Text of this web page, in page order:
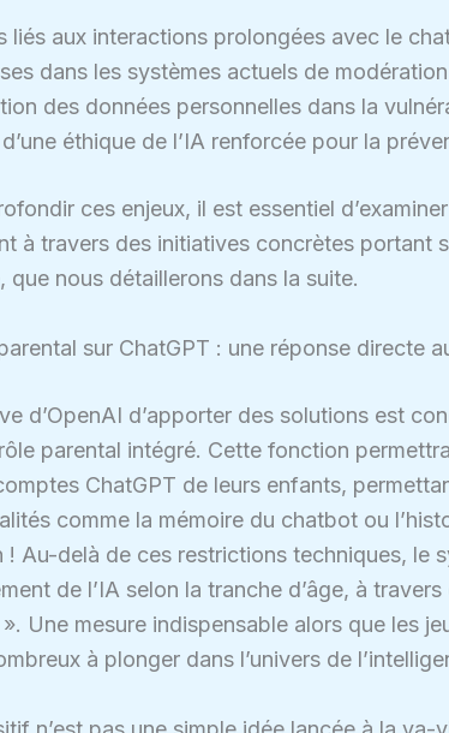
liés aux interactions prolongées avec le
dans les systèmes actuels de
des données personnelles dans la
éthique de l’IA renforcée pour la
ces enjeux, il est essentiel
à travers des initiatives concrètes portant
que nous détaillerons dans la suite.
sur ChatGPT : une réponse directe
d’OpenAI d’apporter des solutions est
parental intégré. Cette fonction
ChatGPT de leurs enfants,
comme la mémoire du chatbot ou
! Au-delà de ces restrictions techniques, le
de l’IA selon la tranche d’âge, à
Une mesure indispensable alors que les
à plonger dans l’univers de